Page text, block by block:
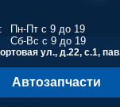
Пн-Пт с 9 до 19
Сб-Вс с 9 до 19
ул., д.22, с.1,
Автозапчасти